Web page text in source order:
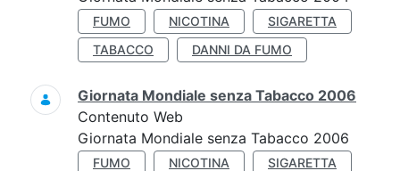
FUMO NICOTINA
SIGARETTA
TABACCO
DANNI DA FUMO
Giornata Mondiale senza Tabacco 2006
Contenuto Web
Giornata Mondiale senza Tabacco 2006
FUMO NICOTINA
SIGARETTA